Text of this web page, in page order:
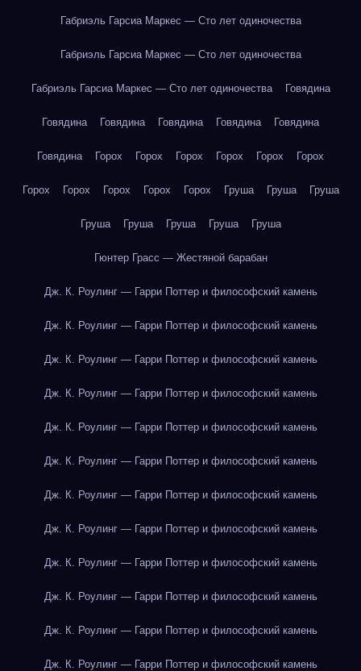
Габриэль Гарсиа Маркес — Сто лет одиночества
Габриэль Гарсиа Маркес — Сто лет одиночества
Габриэль Гарсиа Маркес — Сто лет одиночества Говядина
Говядина Говядина Говядина Говядина Говядина
Говядина Горох Горох Горох Горох Горох Горох
Горох Горох Горох Горох Горох Груша Груша Груша
Груша Груша Груша Груша Груша
Гюнтер Грасс — Жестяной барабан
Дж. К. Роулинг — Гарри Поттер и философский камень
Дж. К. Роулинг — Гарри Поттер и философский камень
Дж. К. Роулинг — Гарри Поттер и философский камень
Дж. К. Роулинг — Гарри Поттер и философский камень
Дж. К. Роулинг — Гарри Поттер и философский камень
Дж. К. Роулинг — Гарри Поттер и философский камень
Дж. К. Роулинг — Гарри Поттер и философский камень
Дж. К. Роулинг — Гарри Поттер и философский камень
Дж. К. Роулинг — Гарри Поттер и философский камень
Дж. К. Роулинг — Гарри Поттер и философский камень
Дж. К. Роулинг — Гарри Поттер и философский камень
Дж. К. Роулинг — Гарри Поттер и философский камень